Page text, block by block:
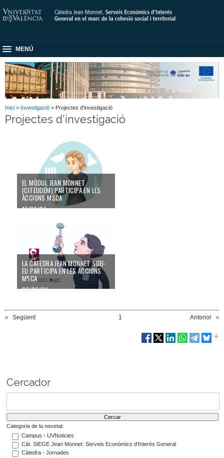
MENÚ
Inici > Investigació > Projectes d'investigació
Projectes d'investigació
EL MÒDUL JEAN MONNET
(CITEUDEM) PARTICIPA EN LES
ACCIONS MSCA
17/06/24
LA CÀTEDRA JEAN MONNET SGEI-
EU PARTICIPA EN LES ACCIONS
MSCA
06/06/24
Següent Anterior
1
Cercador
Categoria de la novetat:
Campus - UVNoticies
Càt. SIEGE Jean Monnet. Serveis Econòmics d'Interés General
Càtedra - Jornades